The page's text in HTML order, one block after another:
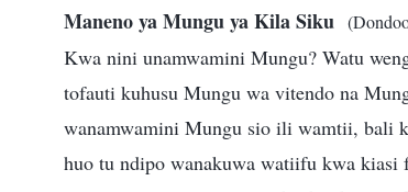
Maneno ya Mungu ya Kila Siku
Kwa nini unamwamini Mungu? Watu
tofauti kuhusu Mungu wa vitendo na
wanamwamini Mungu sio ili wamtii, bali
huo tu ndipo wanakuwa watiifu kwa